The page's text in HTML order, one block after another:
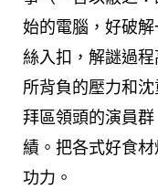
始的電腦，好破
絲入扣，解謎過
所背負的壓力和
拜區領頭的演員
績。把各式好食
功力。